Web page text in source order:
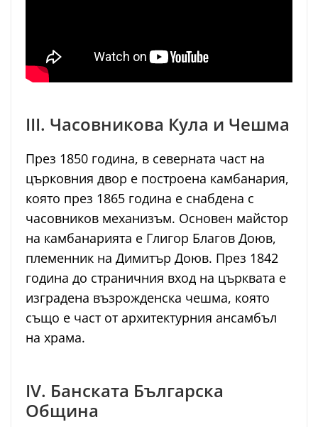
III. Часовникова Кула и Чешма
През 1850 година, в северната част на
църковния двор е построена камбанария,
която през 1865 година е снабдена с
часовников механизъм. Основен майстор
на камбанарията е Глигор Благов Доюв,
племенник на Димитър Доюв. През 1842
година до страничния вход на църквата е
изградена възрожденска чешма, която
също е част от архитектурния ансамбъл
на храма.
IV. Банската Българска
Община